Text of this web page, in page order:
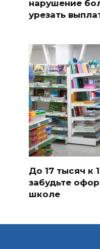
нарушение
урезать
До 17 тысяч к
забудьте
школе